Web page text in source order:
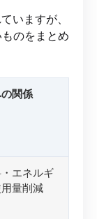
いますが、
のをまとめ
関係
エネルギ
量削減